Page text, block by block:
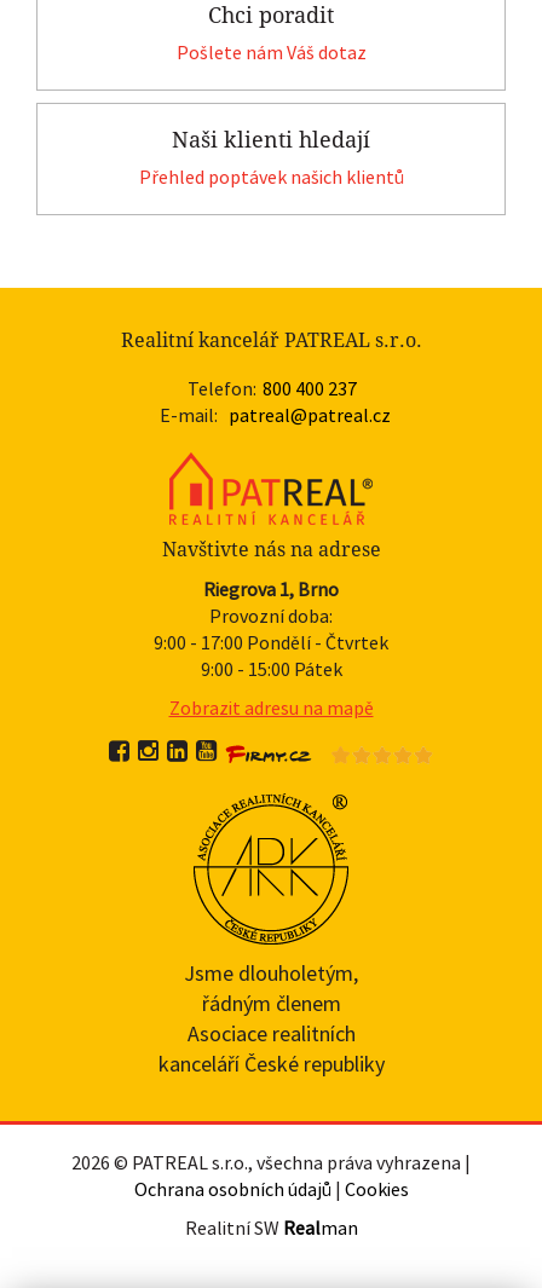
Chci poradit
Pošlete nám Váš dotaz
Naši klienti hledají
Přehled poptávek našich klientů
Realitní kancelář PATREAL s.r.o.
Telefon: 800 400 237
E-mail: patreal@patreal.cz
Navštivte nás na adrese
Riegrova 1, Brno
Provozní doba:
9:00 - 17:00 Pondělí - Čtvrtek
9:00 - 15:00 Pátek
Zobrazit adresu na mapě
Jsme dlouholetým,
řádným členem
Asociace realitních
kanceláří České republiky
2026 © PATREAL s.r.o., všechna práva vyhrazena |
Ochrana osobních údajů | Cookies
Realitní SW Realman